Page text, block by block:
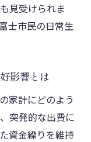
見受けられま
士市民の日常生
影響とは
家計にどのよう
突発的な出費に
資金繰りを維持